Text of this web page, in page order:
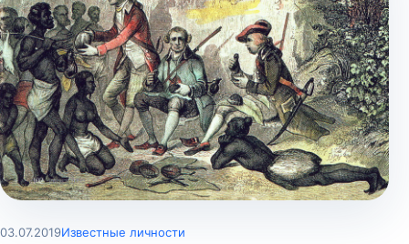
03.07.2019Известные личности